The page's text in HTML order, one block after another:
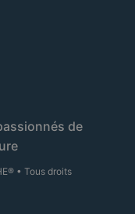
de
• Tous droits